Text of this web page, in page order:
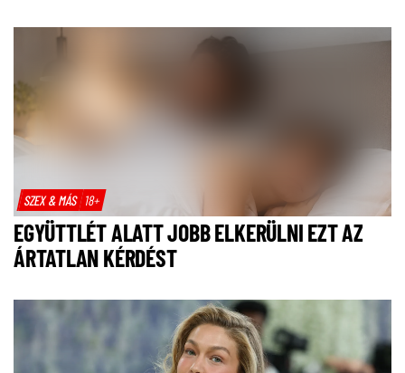
SZEX & MÁS 18+
EGYÜTTLÉT ALATT JOBB ELKERÜLNI EZT AZ
ÁRTATLAN KÉRDÉST